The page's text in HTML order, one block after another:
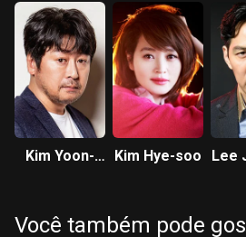
Kim Yoon-
Kim Hye-soo Lee
Você também pode